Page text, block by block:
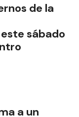
de la
sábado
a un